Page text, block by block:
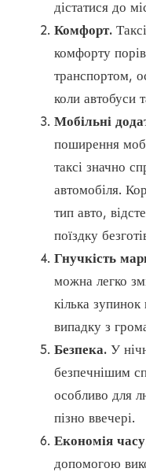
дістатися до
Комфорт.
комфорту
транспортом,
коли автобуси
Мобільні
поширення
таксі значно
автомобіля.
тип авто,
поїздку
Гнучкість
можна легко
кілька
випадку з
Безпека. У
безпечнішим
особливо для
пізно ввечері.
Економія
допомогою